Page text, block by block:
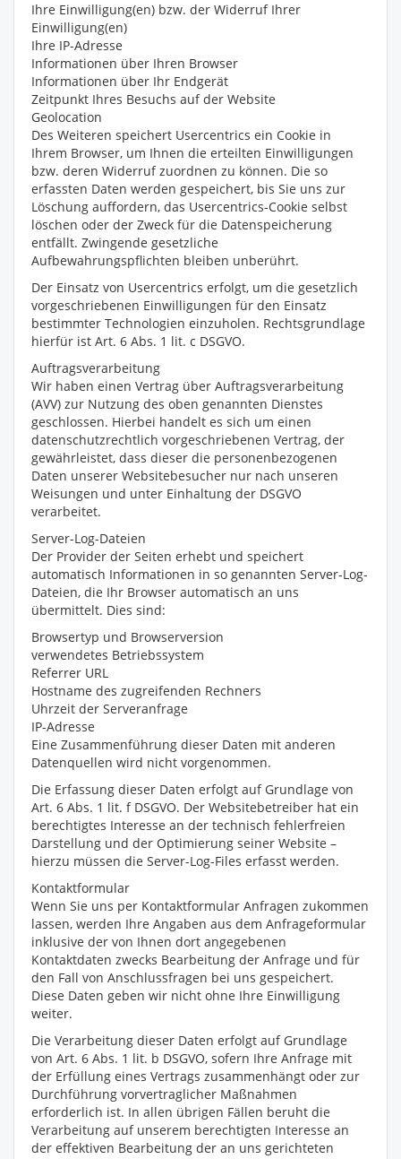
Ihre Einwilligung(en) bzw. der Widerruf Ihrer
Einwilligung(en)
Ihre IP-Adresse
Informationen über Ihren Browser
Informationen über Ihr Endgerät
Zeitpunkt Ihres Besuchs auf der Website
Geolocation
Des Weiteren speichert Usercentrics ein Cookie in
Ihrem Browser, um Ihnen die erteilten Einwilligungen
bzw. deren Widerruf zuordnen zu können. Die so
erfassten Daten werden gespeichert, bis Sie uns zur
Löschung auffordern, das Usercentrics-Cookie selbst
löschen oder der Zweck für die Datenspeicherung
entfällt. Zwingende gesetzliche
Aufbewahrungspflichten bleiben unberührt.
Der Einsatz von Usercentrics erfolgt, um die gesetzlich
vorgeschriebenen Einwilligungen für den Einsatz
bestimmter Technologien einzuholen. Rechtsgrundlage
hierfür ist Art. 6 Abs. 1 lit. c DSGVO.
Auftragsverarbeitung
Wir haben einen Vertrag über Auftragsverarbeitung
(AVV) zur Nutzung des oben genannten Dienstes
geschlossen. Hierbei handelt es sich um einen
datenschutzrechtlich vorgeschriebenen Vertrag, der
gewährleistet, dass dieser die personenbezogenen
Daten unserer Websitebesucher nur nach unseren
Weisungen und unter Einhaltung der DSGVO
verarbeitet.
Server-Log-Dateien
Der Provider der Seiten erhebt und speichert
automatisch Informationen in so genannten Server-Log-
Dateien, die Ihr Browser automatisch an uns
übermittelt. Dies sind:
Browsertyp und Browserversion
verwendetes Betriebssystem
Referrer URL
Hostname des zugreifenden Rechners
Uhrzeit der Serveranfrage
IP-Adresse
Eine Zusammenführung dieser Daten mit anderen
Datenquellen wird nicht vorgenommen.
Die Erfassung dieser Daten erfolgt auf Grundlage von
Art. 6 Abs. 1 lit. f DSGVO. Der Websitebetreiber hat ein
berechtigtes Interesse an der technisch fehlerfreien
Darstellung und der Optimierung seiner Website –
hierzu müssen die Server-Log-Files erfasst werden.
Kontaktformular
Wenn Sie uns per Kontaktformular Anfragen zukommen
lassen, werden Ihre Angaben aus dem Anfrageformular
inklusive der von Ihnen dort angegebenen
Kontaktdaten zwecks Bearbeitung der Anfrage und für
den Fall von Anschlussfragen bei uns gespeichert.
Diese Daten geben wir nicht ohne Ihre Einwilligung
weiter.
Die Verarbeitung dieser Daten erfolgt auf Grundlage
von Art. 6 Abs. 1 lit. b DSGVO, sofern Ihre Anfrage mit
der Erfüllung eines Vertrags zusammenhängt oder zur
Durchführung vorvertraglicher Maßnahmen
erforderlich ist. In allen übrigen Fällen beruht die
Verarbeitung auf unserem berechtigten Interesse an
der effektiven Bearbeitung der an uns gerichteten